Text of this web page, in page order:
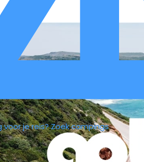
je reis?Zoek campings